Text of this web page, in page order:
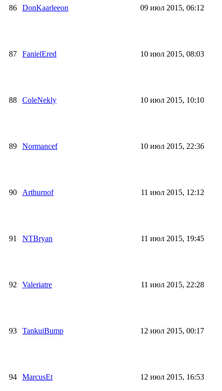
86 DonKaarleeon 09 июл 2015, 06:12
87 FanielEred 10 июл 2015, 08:03
88 ColeNekly 10 июл 2015, 10:10
89 Normancef 10 июл 2015, 22:36
90 Arthurnof 11 июл 2015, 12:12
91 NTBryan 11 июл 2015, 19:45
92 Valeriatre 11 июл 2015, 22:28
93 TankuiBump 12 июл 2015, 00:17
94 MarcusEt 12 июл 2015, 16:53